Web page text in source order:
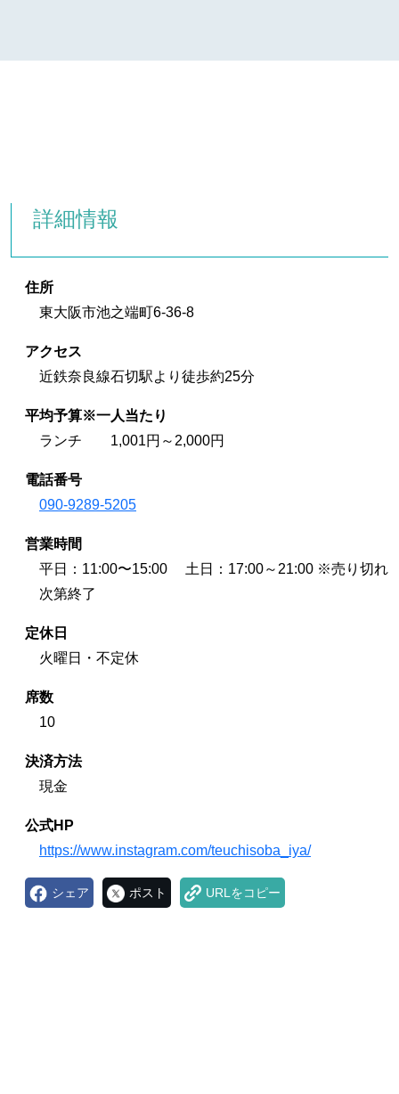
詳細情報
住所
東大阪市池之端町6-36-8
アクセス
近鉄奈良線石切駅より徒歩約25分
平均予算※一人当たり
ランチ 1,001円～2,000円
電話番号
090-9289-5205
営業時間
平日：11:00〜15:00 土日：17:00～21:00 ※売り切れ
次第終了
定休日
火曜日・不定休
席数
10
決済方法
現金
公式HP
https://www.instagram.com/teuchisoba_iya/
シェア ポスト URLをコピー